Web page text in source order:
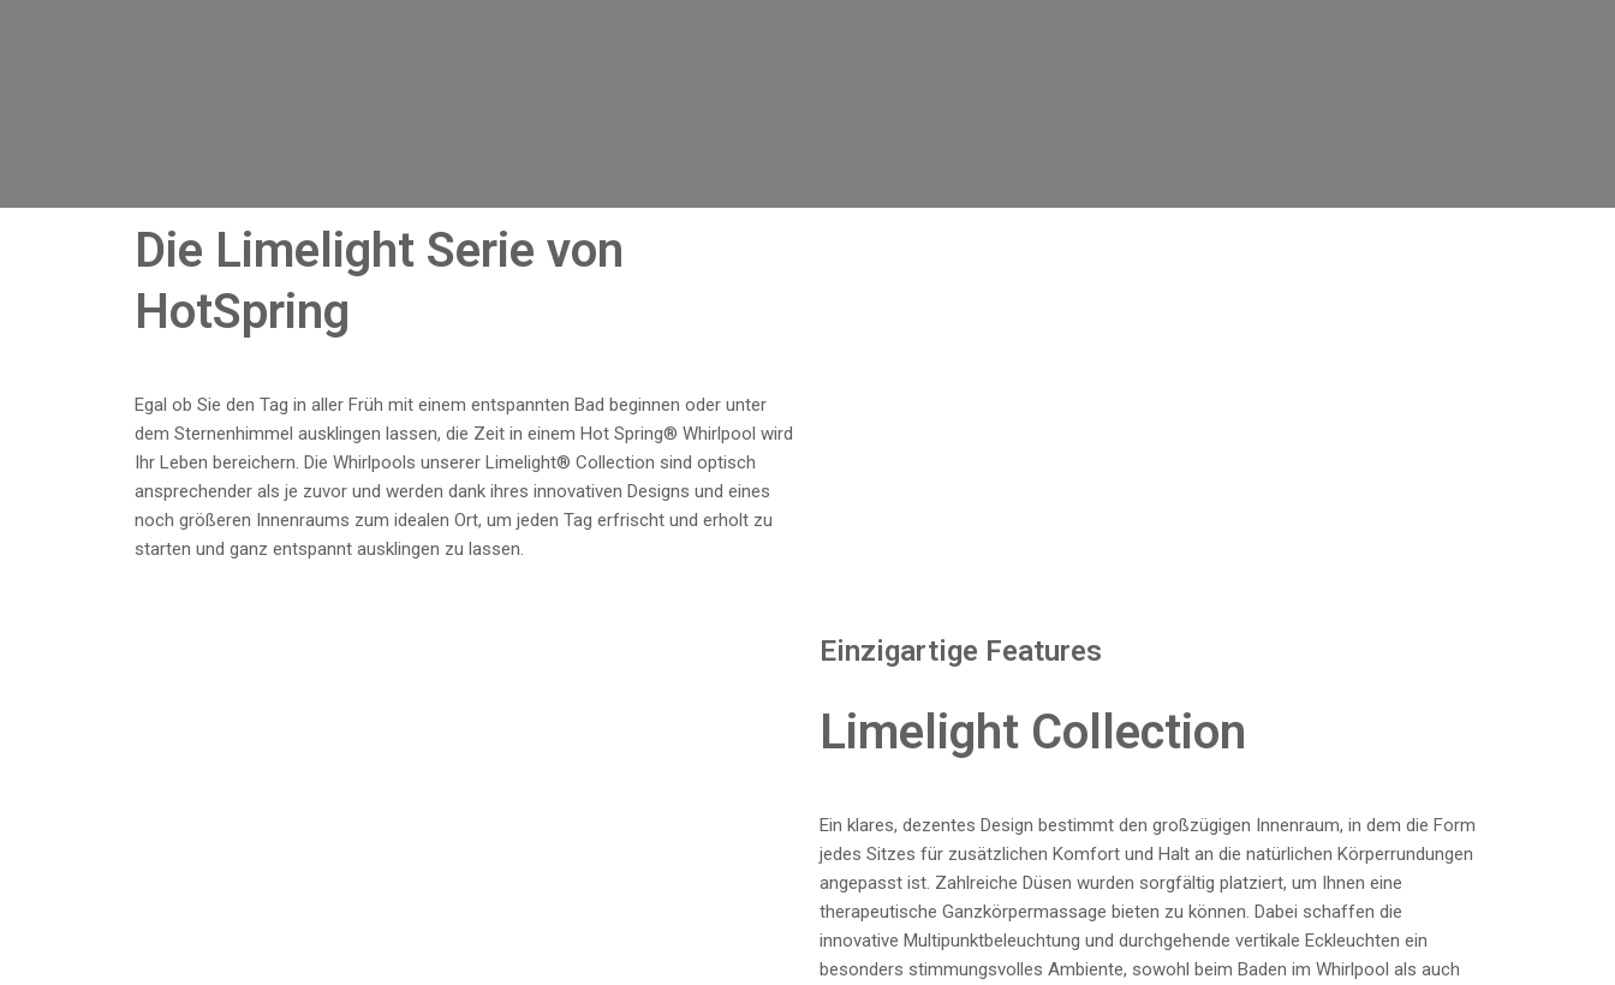
Die Limelight Serie von
HotSpring
Egal ob Sie den Tag in aller Früh mit einem entspannten Bad beginnen oder unter
dem Sternenhimmel ausklingen lassen, die Zeit in einem Hot Spring® Whirlpool wird
Ihr Leben bereichern. Die Whirlpools unserer Limelight® Collection sind optisch
ansprechender als je zuvor und werden dank ihres innovativen Designs und eines
noch größeren Innenraums zum idealen Ort, um jeden Tag erfrischt und erholt zu
starten und ganz entspannt ausklingen zu lassen.
Einzigartige Features
Limelight Collection
Ein klares, dezentes Design bestimmt den großzügigen Innenraum, in dem die Form
jedes Sitzes für zusätzlichen Komfort und Halt an die natürlichen Körperrundungen
angepasst ist. Zahlreiche Düsen wurden sorgfältig platziert, um Ihnen eine
therapeutische Ganzkörpermassage bieten zu können. Dabei schaffen die
innovative Multipunktbeleuchtung und durchgehende vertikale Eckleuchten ein
besonders stimmungsvolles Ambiente, sowohl beim Baden im Whirlpool als auch